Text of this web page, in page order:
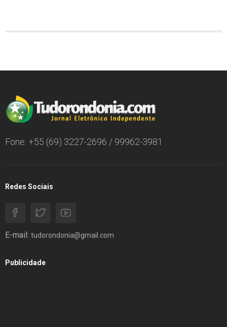
Fone: +55 (69) 3227-2696 / 99962-3981
Redes Sociais
E-mail: tudorondonia@gmail.com
Publicidade